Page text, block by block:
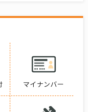
マイナンバー